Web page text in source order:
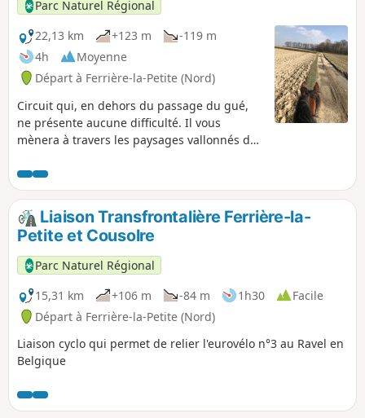
Parc Naturel Régional
22,13 km
+123 m
-119 m
4h
Moyenne
Départ à Ferrière-la-Petite (Nord)
Circuit qui, en dehors du passage du gué,
ne présente aucune difficulté. Il vous
mènera à travers les paysages vallonnés de
voie ferrée, aujourd’hui propriété du
département, aménagée en axe de
randonnée.
Liaison Transfrontalière Ferrière-la-
Petite et Cousolre
Parc Naturel Régional
15,31 km
+106 m -84 m 1h30
Facile
Départ à Ferrière-la-Petite (Nord)
Liaison cyclo qui permet de relier l'eurovélo n°3 au Ravel en
Belgique